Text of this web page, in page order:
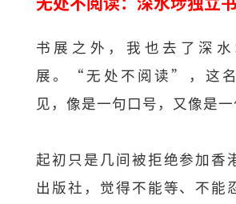
书展之外，我也去了深
展。“无处不阅读”，这
见，像是一句口号，又像是一
起初只是几间被拒绝参加香
出版社，觉得不能等、不能